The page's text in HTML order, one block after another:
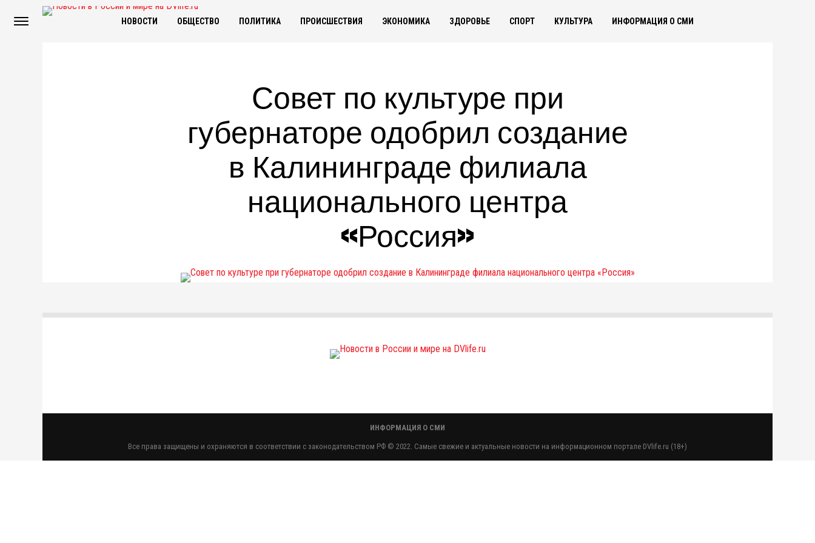
НОВОСТИ ОБЩЕСТВО ПОЛИТИКА ПРОИСШЕСТВИЯ ЭКОНОМИКА ЗДОРОВЬЕ СПОРТ КУЛЬТУРА ИНФОРМАЦИЯ О СМИ
Совет по культуре при
губернаторе одобрил создание
в Калининграде филиала
национального центра
«Россия»
ИНФОРМАЦИЯ О СМИ
Все права защищены и охраняются в соответствии с законодательством РФ © 2022. Самые свежие и актуальные новости на информационном портале DVlife.ru (18+)